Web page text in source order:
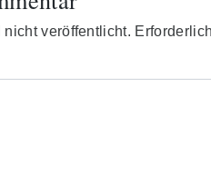
veröffentlicht.